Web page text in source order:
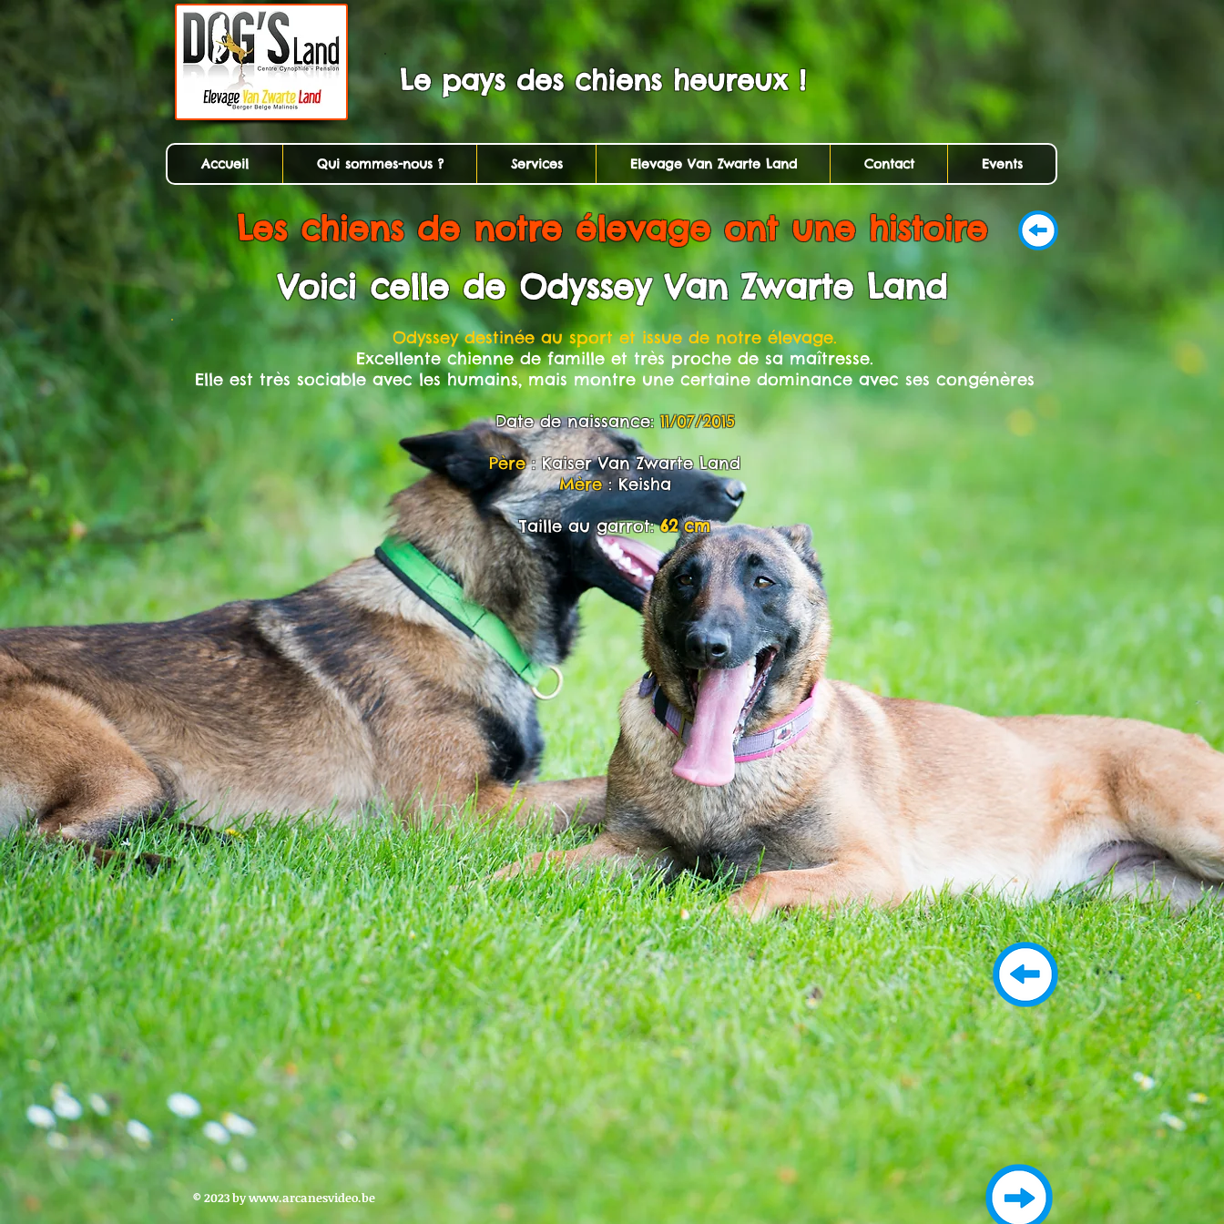
Le pays des chiens heureux !
Accueil Qui sommes-nous ? Services Elevage Van Zwarte Land Contact Events
Les chiens de notre élevage ont une histoire
Voici celle de Odyssey Van Zwarte Land
Odyssey destinée au sport et issue de notre élevage.
Excellente chienne de famille et très proche de sa maîtresse.
Elle est très sociable avec les humains, mais montre une certaine dominance avec ses congénères
Date de naissance:11/07/2015
Père : Kaiser Van Zwarte Land
Mère : Keisha
Taille au garrot:62 cm
© 2023 bywww.arcanesvideo.be